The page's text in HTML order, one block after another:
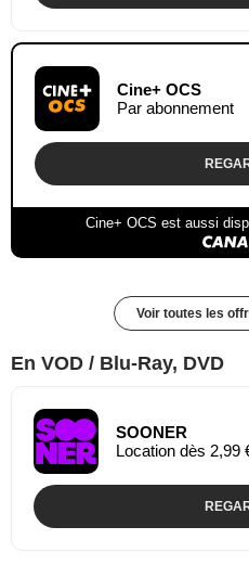
Cine+ OCS
Par abonnement
Cine+ OCS est aussi
Voir toutes les
En VOD / Blu-Ray, DVD
SOONER
Location dès 2,99